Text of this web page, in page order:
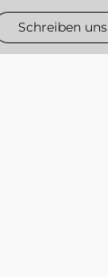
Schreiben uns